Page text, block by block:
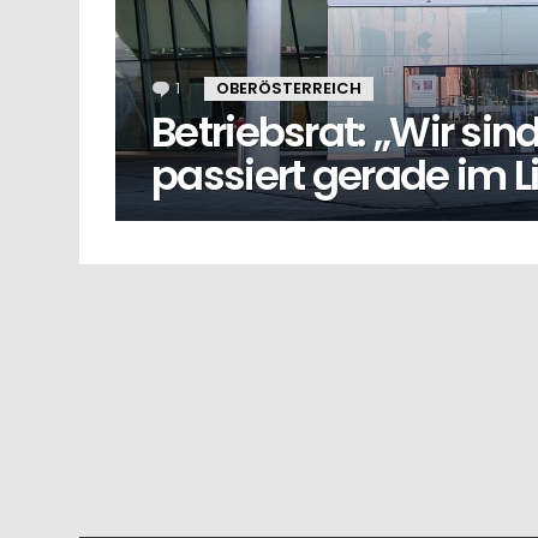
1 Kommentar
OBERÖSTERREICH
Betriebsrat: „Wir
passiert gerade im